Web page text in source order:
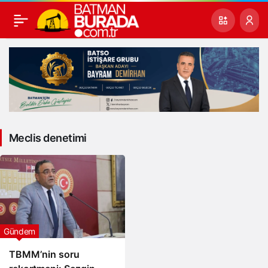
Meclis denetimi
TBMM’nin soru
Gündem